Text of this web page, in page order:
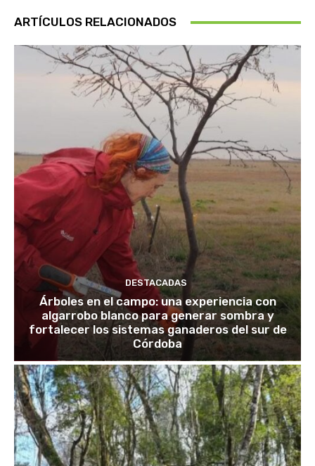
ARTÍCULOS RELACIONADOS
DESTACADAS
Árboles en el campo: una experiencia con
algarrobo blanco para generar sombra y
fortalecer los sistemas ganaderos del sur de
Córdoba